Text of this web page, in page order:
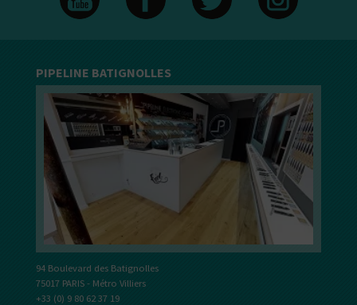
PIPELINE BATIGNOLLES
94 Boulevard des Batignolles
75017 PARIS - Métro Villiers
+33 (0) 9 80 62 37 19